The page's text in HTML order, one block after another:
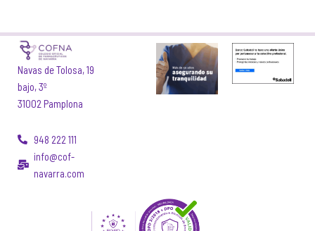
Navas de Tolosa, 19
bajo, 3º
31002 Pamplona
948 222 111
info@cof-
navarra.com